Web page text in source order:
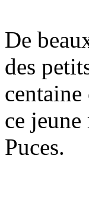
De
des
centaine
ce
Puces.